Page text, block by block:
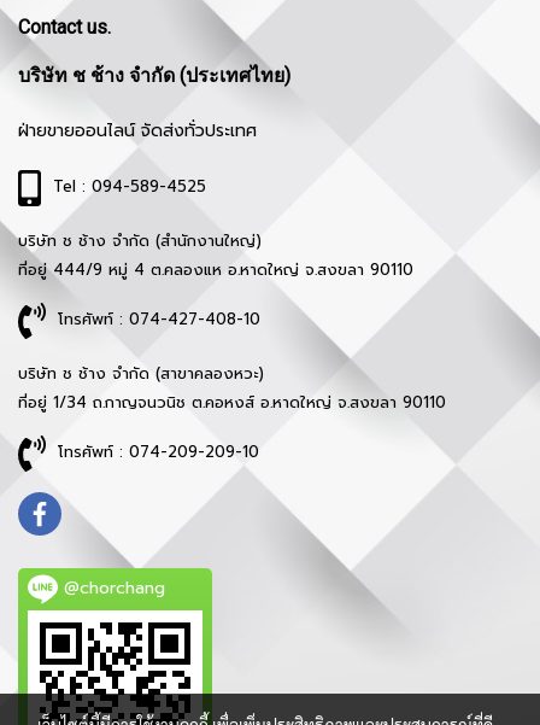
Contact us.
บริษัท ช ช้าง จำกัด (ประเทศไทย)
ฝ่ายขายออนไลน์ จัดส่งทั่วประเทศ
Tel : 094-589-4525
บริษัท ช ช้าง จำกัด (สำนักงานใหญ่)
ที่อยู่ 444/9 หมู่ 4 ต.คลองแห อ.หาดใหญ่ จ.สงขลา 90110
โทรศัพท์ : 074-427-408-10
บริษัท ช ช้าง จำกัด (สาขาคลองหวะ)
ที่อยู่ 1/34 ถ.กาญจนวนิช ต.คอหงส์ อ.หาดใหญ่ จ.สงขลา 90110
โทรศัพท์ : 074-209-209-10
@chorchang